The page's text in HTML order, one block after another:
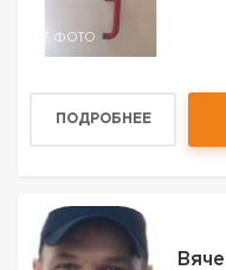
7 ФОТО
ПОДРОБНЕЕ